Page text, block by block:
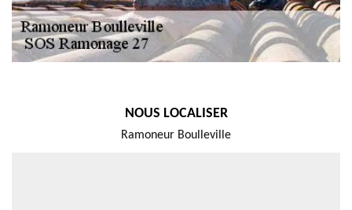
NOUS LOCALISER
Ramoneur Boulleville